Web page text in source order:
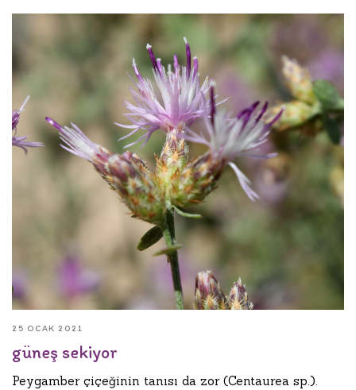
25 OCAK 2021
güneş sekiyor
Peygamber çiçeğinin tanısı da zor (Centaurea sp.).